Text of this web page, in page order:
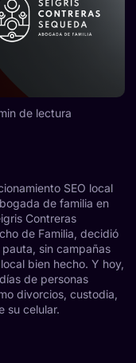
de lectura
SEO local
de familia en
Contreras
de Familia, decidió
sin campañas
bien hecho. Y hoy,
de personas
divorcios, custodia,
su celular.